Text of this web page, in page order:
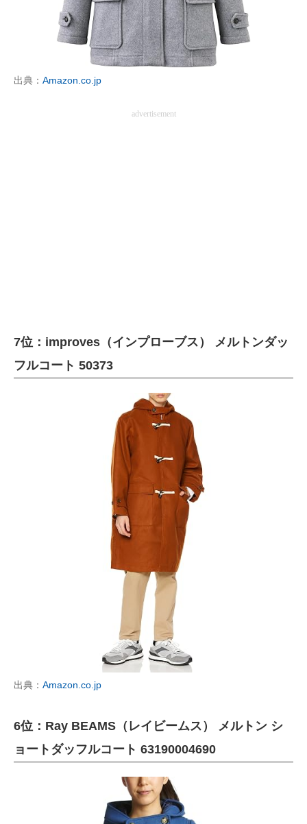
出典： Amazon.co.jp
advertisement
7位：improves（インプローブス） メルトンダッ
フルコート 50373
出典： Amazon.co.jp
6位：Ray BEAMS（レイビームス） メルトン シ
ョートダッフルコート 63190004690